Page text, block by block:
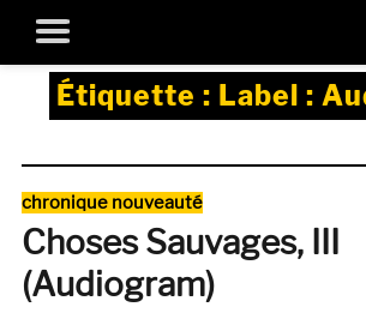
Étiquette : Label :
Catégories
chronique nouveauté
Choses Sauvages, III
(Audiogram)